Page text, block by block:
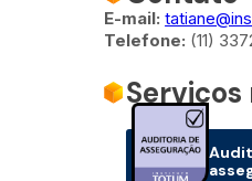
E-mail:
Telefone: (11)